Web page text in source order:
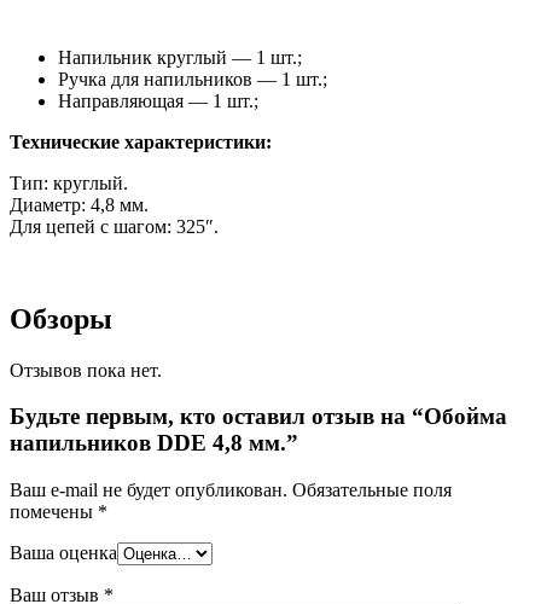
Напильник круглый — 1 шт.;
Ручка для напильников — 1 шт.;
Направляющая — 1 шт.;
Технические характеристики:
Тип: круглый.
Диаметр: 4,8 мм.
Для цепей с шагом: 325″.
Обзоры
Отзывов пока нет.
Будьте первым, кто оставил отзыв на “Обойма
напильников DDE 4,8 мм.”
Ваш e-mail не будет опубликован. Обязательные поля
помечены *
Ваша оценка
Ваш отзыв *